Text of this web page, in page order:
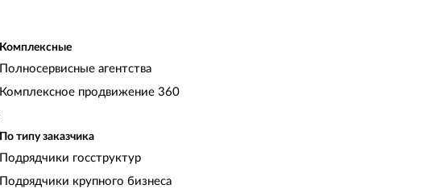
Комплексные
Полносервисные агентства
Комплексное продвижение 360
По типу заказчика
Подрядчики госструктур
Подрядчики крупного бизнеса